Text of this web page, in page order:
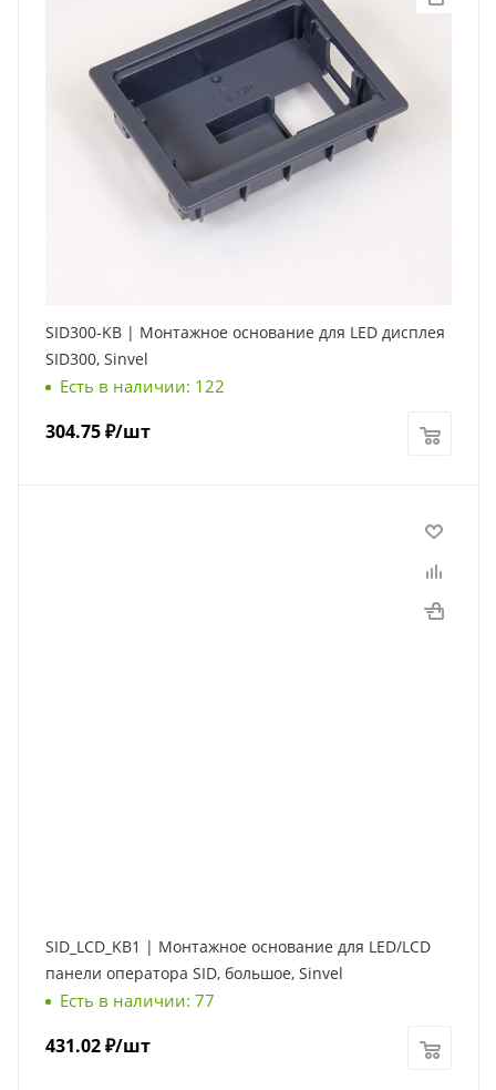
SID300-KB | Монтажное основание для LED дисплея
SID300, Sinvel
Есть в наличии: 122
304.75₽/шт
SID_LCD_KB1 | Монтажное основание для LED/LCD
панели оператора SID, большое, Sinvel
Есть в наличии: 77
431.02₽/шт